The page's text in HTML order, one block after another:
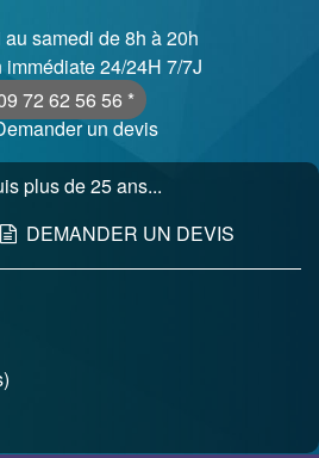
samedi de 8h à 20h
immédiate 24/24H 7/7J
72 62 56 56 *
un devis
plus de 25 ans...
DEMANDER UN DEVIS